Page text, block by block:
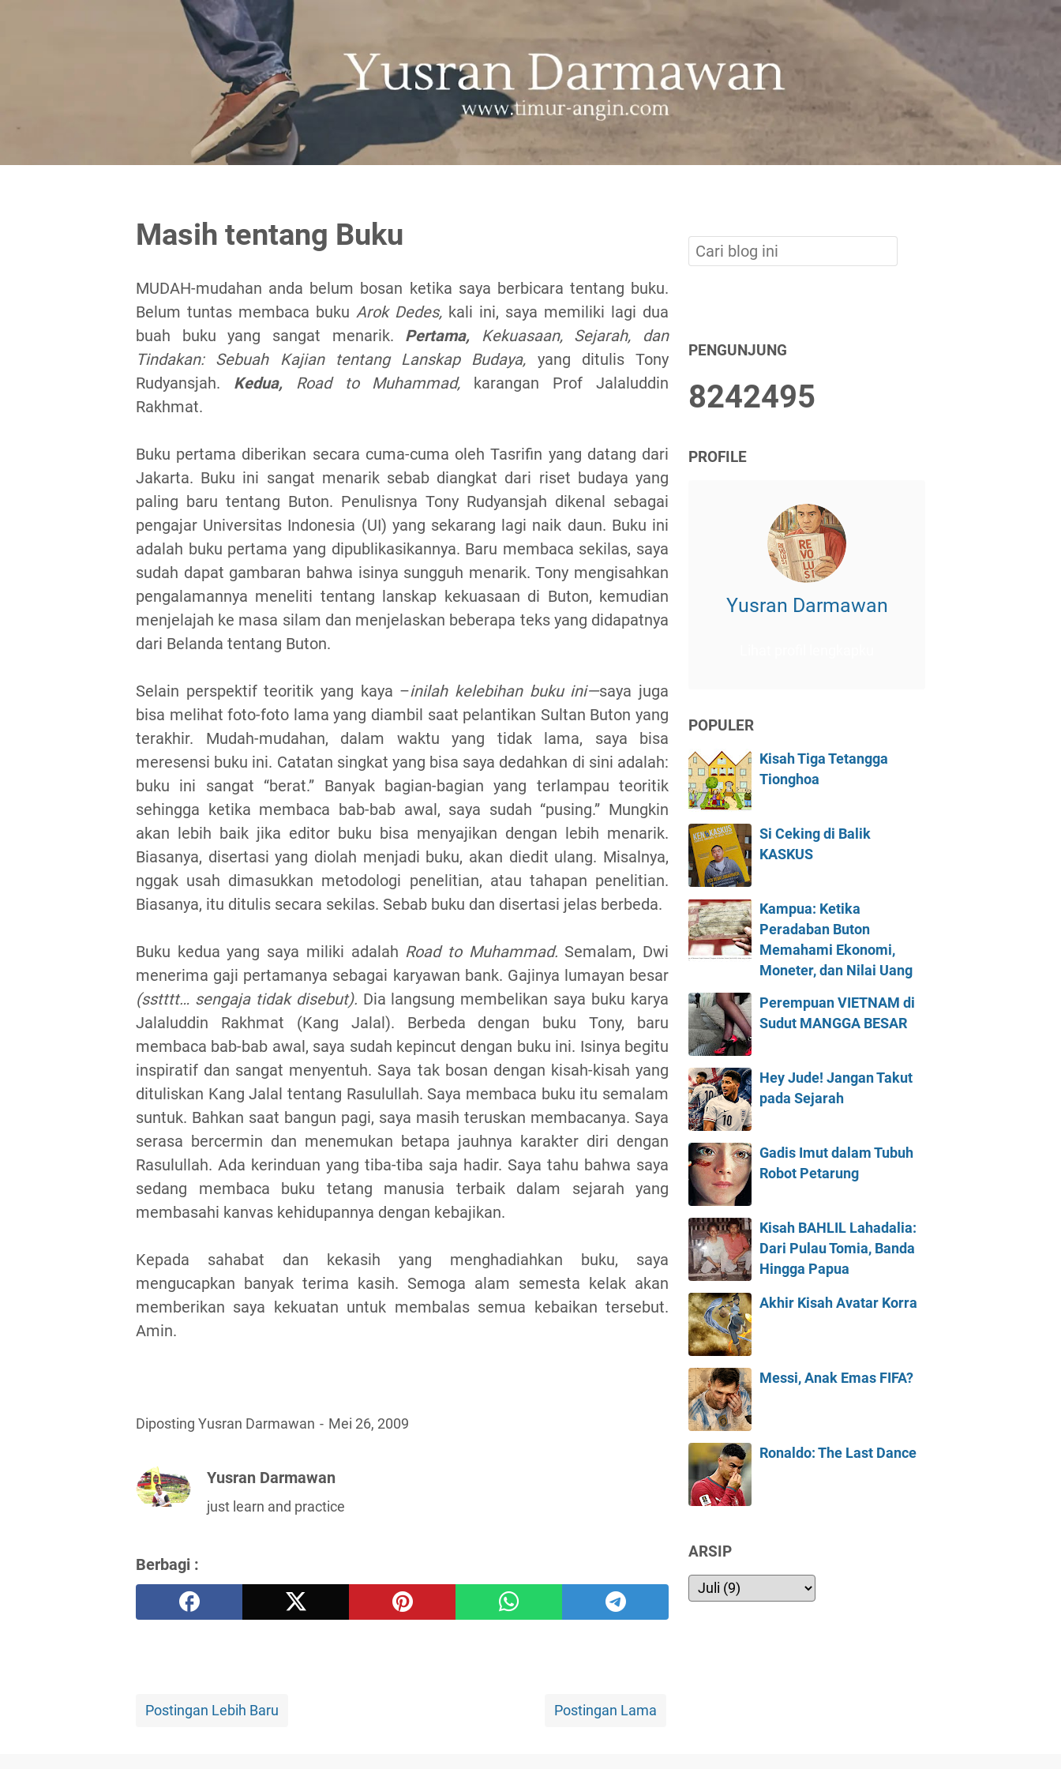
Masih tentang Buku
MUDAH-mudahan anda belum bosan ketika saya berbicara tentang buku.
Belum tuntas membaca buku Arok Dedes, kali ini, saya memiliki lagi dua
buah buku yang sangat menarik. Pertama, Kekuasaan, Sejarah, dan
Tindakan: Sebuah Kajian tentang Lanskap Budaya, yang ditulis Tony
Rudyansjah. Kedua, Road to Muhammad, karangan Prof Jalaluddin
Rakhmat.
Buku pertama diberikan secara cuma-cuma oleh Tasrifin yang datang dari
Jakarta. Buku ini sangat menarik sebab diangkat dari riset budaya yang
paling baru tentang Buton. Penulisnya Tony Rudyansjah dikenal sebagai
pengajar Universitas Indonesia (UI) yang sekarang lagi naik daun. Buku ini
adalah buku pertama yang dipublikasikannya. Baru membaca sekilas, saya
sudah dapat gambaran bahwa isinya sungguh menarik. Tony mengisahkan
pengalamannya meneliti tentang lanskap kekuasaan di Buton, kemudian
menjelajah ke masa silam dan menjelaskan beberapa teks yang didapatnya
dari Belanda tentang Buton.
Selain perspektif teoritik yang kaya –inilah kelebihan buku ini—saya juga
bisa melihat foto-foto lama yang diambil saat pelantikan Sultan Buton yang
terakhir. Mudah-mudahan, dalam waktu yang tidak lama, saya bisa
meresensi buku ini. Catatan singkat yang bisa saya dedahkan di sini adalah:
buku ini sangat “berat.” Banyak bagian-bagian yang terlampau teoritik
sehingga ketika membaca bab-bab awal, saya sudah “pusing.” Mungkin
akan lebih baik jika editor buku bisa menyajikan dengan lebih menarik.
Biasanya, disertasi yang diolah menjadi buku, akan diedit ulang. Misalnya,
nggak usah dimasukkan metodologi penelitian, atau tahapan penelitian.
Biasanya, itu ditulis secara sekilas. Sebab buku dan disertasi jelas berbeda.
Buku kedua yang saya miliki adalah Road to Muhammad. Semalam, Dwi
menerima gaji pertamanya sebagai karyawan bank. Gajinya lumayan besar
(sstttt… sengaja tidak disebut). Dia langsung membelikan saya buku karya
Jalaluddin Rakhmat (Kang Jalal). Berbeda dengan buku Tony, baru
membaca bab-bab awal, saya sudah kepincut dengan buku ini. Isinya begitu
inspiratif dan sangat menyentuh. Saya tak bosan dengan kisah-kisah yang
dituliskan Kang Jalal tentang Rasulullah. Saya membaca buku itu semalam
suntuk. Bahkan saat bangun pagi, saya masih teruskan membacanya. Saya
serasa bercermin dan menemukan betapa jauhnya karakter diri dengan
Rasulullah. Ada kerinduan yang tiba-tiba saja hadir. Saya tahu bahwa saya
sedang membaca buku tetang manusia terbaik dalam sejarah yang
membasahi kanvas kehidupannya dengan kebajikan.
Kepada sahabat dan kekasih yang menghadiahkan buku, saya
mengucapkan banyak terima kasih. Semoga alam semesta kelak akan
memberikan saya kekuatan untuk membalas semua kebaikan tersebut.
Amin.
Diposting Yusran Darmawan Mei 26, 2009
Yusran Darmawan
just learn and practice
Berbagi :
Postingan Lebih Baru Postingan Lama
PENGUNJUNG
8242495
PROFILE
Yusran Darmawan
POPULER
Kisah Tiga Tetangga
Tionghoa
Si Ceking di Balik
KASKUS
Kampua: Ketika
Peradaban Buton
Memahami Ekonomi,
Moneter, dan Nilai Uang
Perempuan VIETNAM di
Sudut MANGGA BESAR
Hey Jude! Jangan Takut
pada Sejarah
Gadis Imut dalam Tubuh
Robot Petarung
Kisah BAHLIL Lahadalia:
Dari Pulau Tomia, Banda
Hingga Papua
Akhir Kisah Avatar Korra
Messi, Anak Emas FIFA?
Ronaldo: The Last Dance
ARSIP